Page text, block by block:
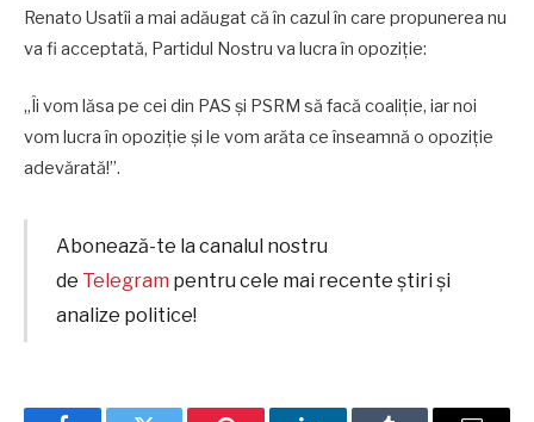
Renato Usatîi a mai adăugat că în cazul în care propunerea nu
va fi acceptată, Partidul Nostru va lucra în opoziție:
„Îi vom lăsa pe cei din PAS și PSRM să facă coaliție, iar noi
vom lucra în opoziție și le vom arăta ce înseamnă o opoziție
adevărată!”.
Abonează-te la canalul nostru
de Telegram pentru cele mai recente știri și
analize politice!